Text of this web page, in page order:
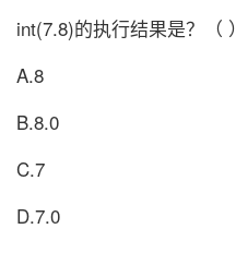
int(7.8)的执行结果是？（ ）
A.8
B.8.0
C.7
D.7.0